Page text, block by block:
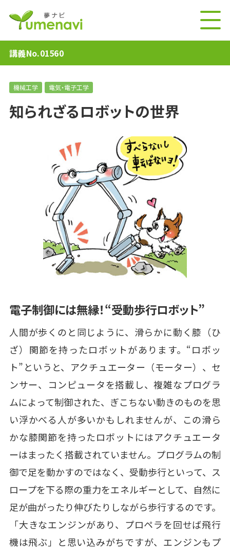
講義No.01560
機械工学 電気・電子工学
知られざるロボットの世界
電子制御には無縁！“受動歩行ロボット”
人間が歩くのと同じように、滑らかに動く膝（ひ
ざ）関節を持ったロボットがあります。“ロボッ
ト”というと、アクチュエーター（モーター）、セ
ンサー、コンピュータを搭載し、複雑なプログラ
ムによって制御された、ぎこちない動きのものを思
い浮かべる人が多いかもしれませんが、この滑ら
かな膝関節を持ったロボットにはアクチュエータ
ーはまったく搭載されていません。プログラムの制
御で足を動かすのではなく、受動歩行といって、ス
ロープを下る際の重力をエネルギーとして、自然に
足が曲がったり伸びたりしながら歩行するのです。
「大きなエンジンがあり、プロペラを回せば飛行
機は飛ぶ」と思い込みがちですが、エンジンもプ